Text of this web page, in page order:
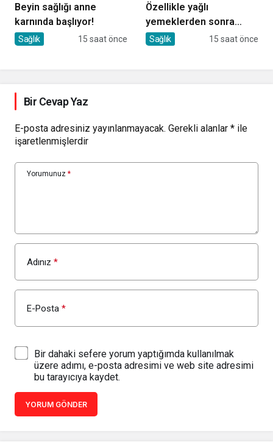
Beyin sağlığı anne
karnında başlıyor!
Sağlık 15 saat önce
Özellikle yağlı
yemeklerden sonra
başlıyorsa, gecikmeyin
Sağlık 15 saat önce
Bir Cevap Yaz
E-posta adresiniz yayınlanmayacak. Gerekli alanlar * ile
işaretlenmişlerdir
Yorumunuz *
Adınız *
E-Posta *
Bir dahaki sefere yorum yaptığımda kullanılmak
üzere adımı, e-posta adresimi ve web site adresimi
bu tarayıcıya kaydet.
YORUM GÖNDER